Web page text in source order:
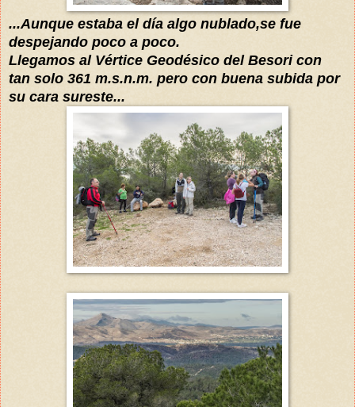
...Aunque estaba el día algo nublado,se fue
despejando poco a poco.
Llegamos al Vértice Geodésico del Besori con
tan solo 361 m.s.n.m. pero con buena subida por
su cara sureste...